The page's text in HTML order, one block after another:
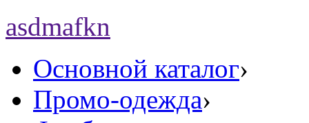
asdmafkn
Основной каталог›
Промо-одежда›